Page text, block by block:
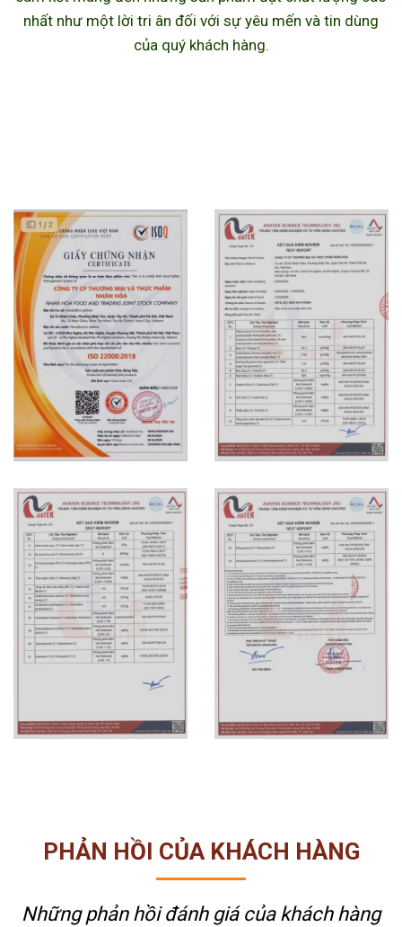
nhất như một lời tri ân đối với sự yêu mến và tin dùng
của quý khách hàng.
PHẢN HỒI CỦA KHÁCH HÀNG
Những phản hồi đánh giá của khách hàng